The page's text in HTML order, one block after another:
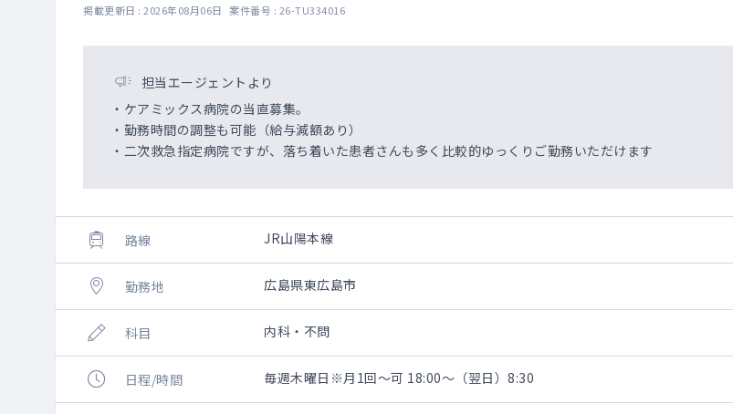
掲載更新日 : 2026年08月06日 案件番号 : 26-TU334016
担当エージェントより
・ケアミックス病院の当直募集。
・勤務時間の調整も可能（給与減額あり）
・二次救急指定病院ですが、落ち着いた患者さんも多く比較的ゆっくりご勤務いただけます
路線 JR山陽本線
勤務地 広島県東広島市
科目 内科・不問
日程/時間 毎週木曜日※月1回～可 18:00～（翌日）8:30